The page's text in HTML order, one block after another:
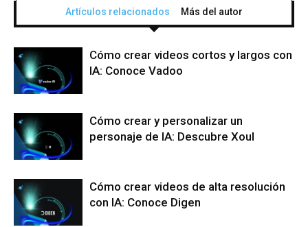
Artículos relacionados Más del autor
Cómo crear videos cortos y largos con
IA: Conoce Vadoo
Cómo crear y personalizar un
personaje de IA: Descubre Xoul
Cómo crear videos de alta resolución
con IA: Conoce Digen